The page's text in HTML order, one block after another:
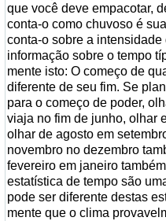
que você deve empacotar,
conta-o como chuvoso é
conta-o sobre a
informação sobre o tempo
mente isto: O começo de
diferente de seu fim. Se
para o começo de poder,
viaja no fim de junho, olhar
olhar de agosto em
novembro no dezembro
fevereiro em janeiro
estatística de tempo são
pode ser diferente destas
mente que o clima